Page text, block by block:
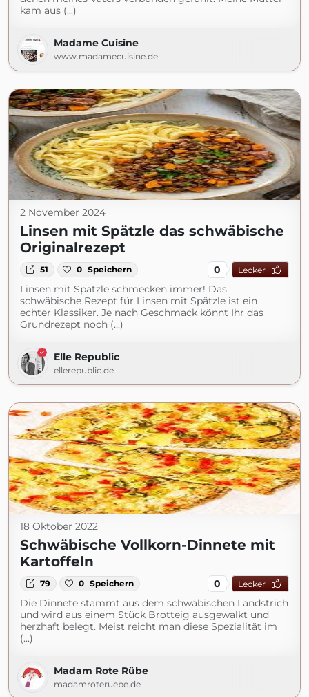
kam aus (...)
Madame Cuisine
www.madamecuisine.de
2 November 2024
Linsen mit Spätzle das schwäbische
Originalrezept
51 0 Speichern 0 Lecker
Linsen mit Spätzle schmecken immer! Das
schwäbische Rezept für Linsen mit Spätzle ist ein
echter Klassiker. Je nach Geschmack könnt Ihr das
Grundrezept noch (...)
Elle Republic
ellerepublic.de
18 Oktober 2022
Schwäbische Vollkorn-Dinnete mit
Kartoffeln
79 0 Speichern 0 Lecker
Die Dinnete stammt aus dem schwäbischen Landstrich
und wird aus einem Stück Brotteig ausgewalkt und
herzhaft belegt. Meist reicht man diese Spezialität im
(...)
Madam Rote Rübe
madamroteruebe.de